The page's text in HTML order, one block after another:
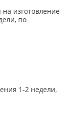
изготовление
по
1-2 недели,